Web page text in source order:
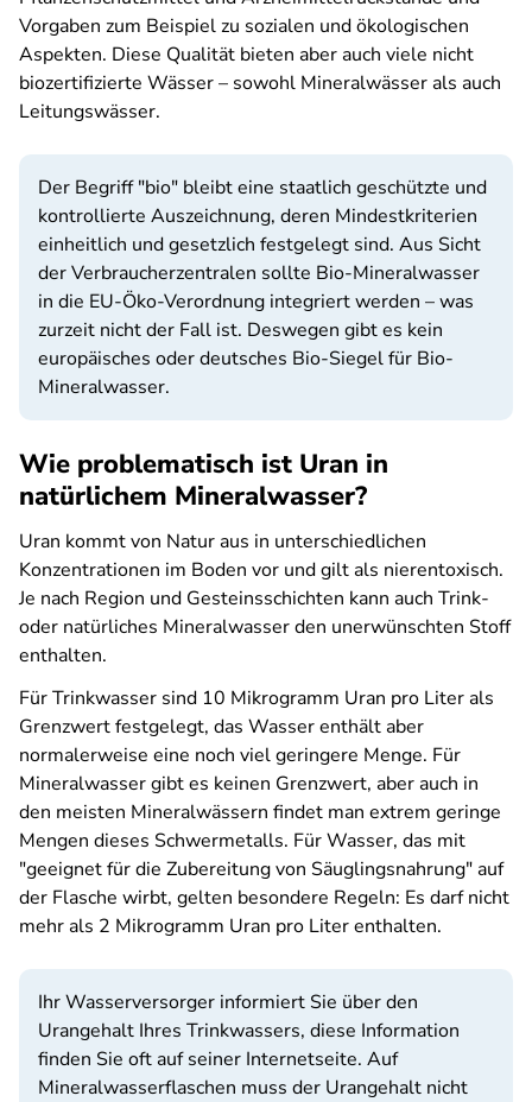
Vorgaben zum Beispiel zu sozialen und ökologischen
Aspekten. Diese Qualität bieten aber auch viele nicht
biozertifizierte Wässer – sowohl Mineralwässer als auch
Leitungswässer.
Der Begriff "bio" bleibt eine staatlich geschützte und
kontrollierte Auszeichnung, deren Mindestkriterien
einheitlich und gesetzlich festgelegt sind. Aus Sicht
der Verbraucherzentralen sollte Bio-Mineralwasser
in die EU-Öko-Verordnung integriert werden – was
zurzeit nicht der Fall ist. Deswegen gibt es kein
europäisches oder deutsches Bio-Siegel für Bio-
Mineralwasser.
Wie problematisch ist Uran in
natürlichem Mineralwasser?
Uran kommt von Natur aus in unterschiedlichen
Konzentrationen im Boden vor und gilt als nierentoxisch.
Je nach Region und Gesteinsschichten kann auch Trink-
oder natürliches Mineralwasser den unerwünschten Stoff
enthalten.
Für Trinkwasser sind 10 Mikrogramm Uran pro Liter als
Grenzwert festgelegt, das Wasser enthält aber
normalerweise eine noch viel geringere Menge. Für
Mineralwasser gibt es keinen Grenzwert, aber auch in
den meisten Mineralwässern findet man extrem geringe
Mengen dieses Schwermetalls. Für Wasser, das mit
"geeignet für die Zubereitung von Säuglingsnahrung" auf
der Flasche wirbt, gelten besondere Regeln: Es darf nicht
mehr als 2 Mikrogramm Uran pro Liter enthalten.
Ihr Wasserversorger informiert Sie über den
Urangehalt Ihres Trinkwassers, diese Information
finden Sie oft auf seiner Internetseite. Auf
Mineralwasserflaschen muss der Urangehalt nicht